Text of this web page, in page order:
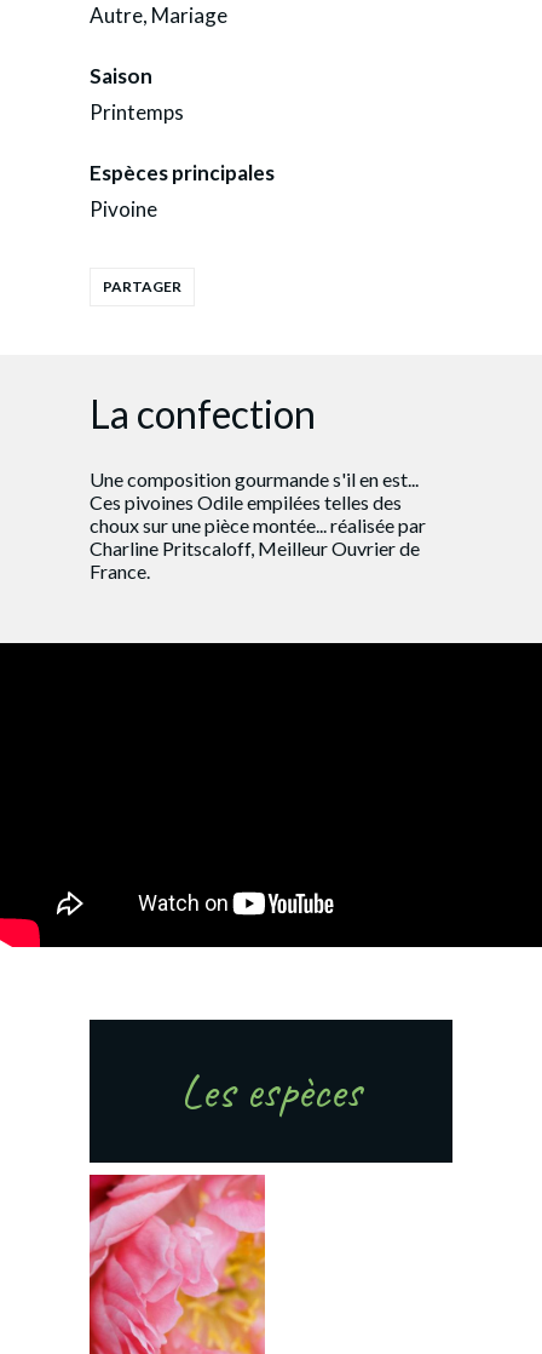
Autre, Mariage
Saison
Printemps
Espèces principales
Pivoine
La confection
Une composition gourmande s'il en est...
Ces pivoines Odile empilées telles des
choux sur une pièce montée... réalisée par
Charline Pritscaloff, Meilleur Ouvrier de
France.
Les espèces